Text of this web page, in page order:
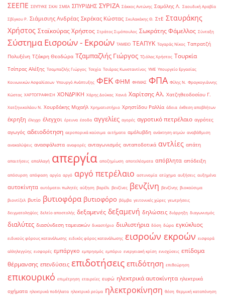
ΣΕΕΠΕ ΣΕΥΠΥΚΕ ΣΚΑΙ ΣΜΕΑ ΣΠΥΡΙΔΗΣ ΣΥΡΙΖΑ Σάκκος Αντώνης Σαμόλης Λ. Σαουδική Αραβία
Σβίγκου Ρ. Σιάμισιης Ανδρέας Σκρέκας Κώστας Σκυλακάκης Θ. ΣτΕ Σταυράκης
Χρήστος Σταϊκούρας Χρήστος Στράτος Σιμόπουλος Σωκράτης Φάμελλος Σύνταξη
Σύστημα Εισροών - Εκροών ΤΑΜΕΙΟ ΤΕΑΠΥΚ Ταγαράς Νίκος Ταπρατζή
Πολυξένη Τζάκρη Θεοδώρα Τζαμπαζλής Γιώργος Τζιόλας Χρήστος Τουρκία
Τσίπρας Αλέξης Τσαμπαζλής Γιώργος Τσεχία Τσιάρας Κωνσταντίνος ΥΜΕ Υπουργείο Εργασίας
Κοινωνικών Ασφαλίσεων Υπουργό Ανάπτυξης ΦΕΚ ΦΗΜ ΦΗΜΑΣ ΦΠΑ Φίλης Ν. Φραγκογιάννης
Κώστας ΧΑΡΤΟΓΡΑΦΗΣΗ ΧΟΝΔΡΙΚΗ Χάρης Δούκας Χανιά Χαρίτσης Αλ. Χατζηθεοδοσίου Γ.
Χατζηνικολάου Ν. Χουρδάκης Μιχαήλ Χρηματιστήριο Χρηστίδου Ραλλία άδεια έκθεση αποβλήτων
έκρηξη έλεγχο έλεγχοι έρευνα έσοδα αγγελίες αγορές αγροτικό πετρέλαιο αγρότες
αγωγός αδειοδότηση αεροπορικά καύσιμα αιτήματα αμόλυβδη ανάκτηση ατμών αναβάθμιση
ανακαλύψεις ανασφάλιστα αναφορές ανταγωνισμός ανταποδοτικά αντλίες απάτη
απαιτήσεις απαλλαγή απεργία αποζημίωση αποτελέσματα απόβλητα απόδειξη
απόσυρση απόφαση αργία αργό αργό πετρέλαιο αστυνομία ατύχημα αυξήσεις αυξημένα
αυτοκίνητα αυτόματοι πωλητές αύξηση βαρέλι βενζίνες βενζίνη βενζίνης βιοκαύσιμα
βιοντίζελ βυτίο βυτιοφόρα βυτιοφόρο βόμβα γειτονικές χώρες γεωτρήσεις
δειγματοληψίες δελτίο αποστολής δεξαμενές δεξαμενή δηλώσεις διάρρηξη διαγωνισμός
διαλύτες διασύνδεση ταμειακών δικαστήριο διυλιστήρια δόση δώρα εγκύκλιος
ειδικούς φόρους κατανάλωσης ειδικός φόρος κατανάλωσης εισροών εκροών εισφορά
αλληλεγγύης εισφορές εμπάργκο εμπρησμός εμπόριο ενεργειακή κρίση ενισχύσεις επίδομα
θέρμανσης επενδύσεις επιδοτήσεις επιδότηση επιθεώρηση
επικουρικό επιμέτρηση εταιρείες ευρώ ηλεκτρικά αυτοκίνητα ηλεκτρικά
οχήματα ηλεκτρικά ποδήλατα ηλεκτρικό ρεύμα ηλεκτροκίνηση θέση θερμική καταπόνηση